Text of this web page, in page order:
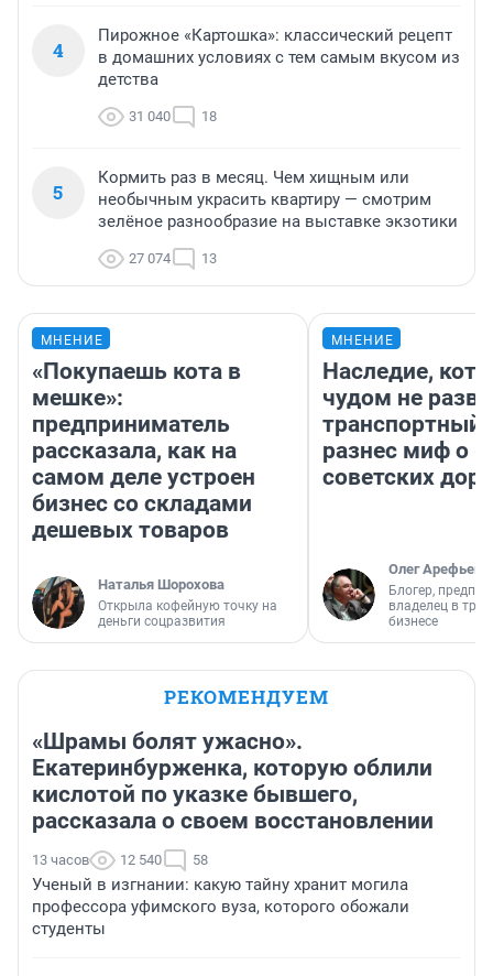
4
Пирожное «Картошка»: классический рецепт
в домашних условиях с тем самым вкусом из
детства
31 040 18
5
Кормить раз в месяц. Чем хищным или
необычным украсить квартиру — смотрим
зелёное разнообразие на выставке экзотики
27 074 13
МНЕНИЕ
«Покупаешь кота в
мешке»:
предприниматель
рассказала, как на
самом деле устроен
бизнес со складами
дешевых товаров
Наталья Шорохова
Открыла кофейную точку на
деньги соцразвития
МНЕНИЕ
Наследие,
чудом не
транспортный
разнес миф о
советских
Олег Арефьев
Блогер,
владелец в
бизнесе
РЕКОМЕНДУЕМ
«Шрамы болят ужасно».
Екатеринбурженка, которую облили
кислотой по указке бывшего,
рассказала о своем восстановлении
13 часов 12 540 58
Ученый в изгнании: какую тайну хранит могила
профессора уфимского вуза, которого обожали
студенты